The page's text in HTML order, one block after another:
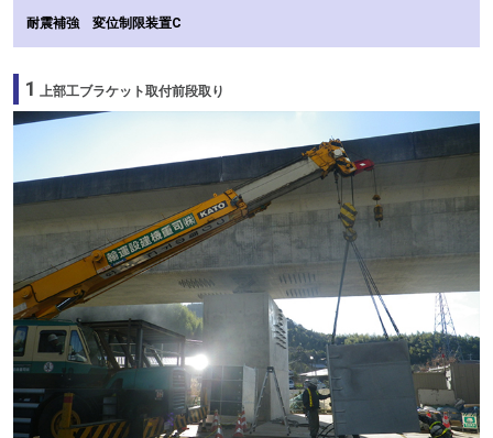
耐震補強 変位制限装置C
1 上部工ブラケット取付前段取り